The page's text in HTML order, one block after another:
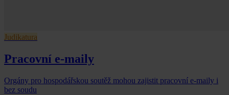
Judikatura
Pracovní e-maily
Orgány pro hospodářskou soutěž mohou zajistit pracovní e-maily i
bez soudu